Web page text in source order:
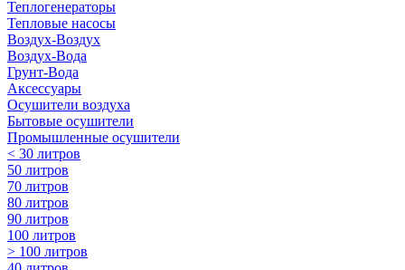
Теплогенераторы
Тепловые насосы
Воздух-Воздух
Воздух-Вода
Грунт-Вода
Аксессуары
Осушители воздуха
Бытовые осушители
Промышленные осушители
< 30 литров
50 литров
70 литров
80 литров
90 литров
100 литров
> 100 литров